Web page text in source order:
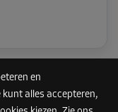
en
alles accepteren,